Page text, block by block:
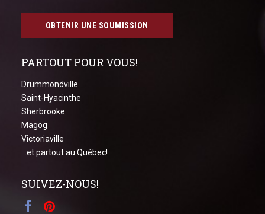
OBTENIR UNE SOUMISSION
PARTOUT POUR VOUS!
Drummondville
Saint-Hyacinthe
Sherbrooke
Magog
Victoriaville
...et partout au Québec!
SUIVEZ-NOUS!